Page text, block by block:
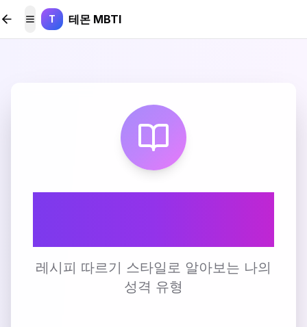
본문 바로가기
메뉴 토글
T 테몬 MBTI
레시피 따르기 스타일로 알아보는 나의
성격 유형